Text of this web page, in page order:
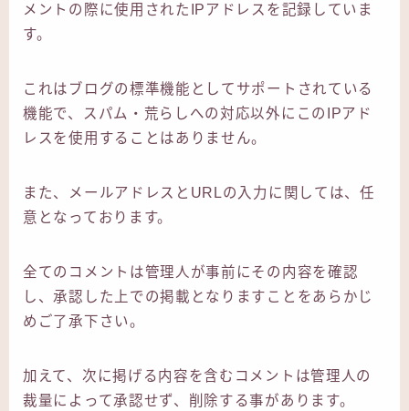
メントの際に使用されたIPアドレスを記録していま
す。
これはブログの標準機能としてサポートされている
機能で、スパム・荒らしへの対応以外にこのIPアド
レスを使用することはありません。
また、メールアドレスとURLの入力に関しては、任
意となっております。
全てのコメントは管理人が事前にその内容を確認
し、承認した上での掲載となりますことをあらかじ
めご了承下さい。
加えて、次に掲げる内容を含むコメントは管理人の
裁量によって承認せず、削除する事があります。